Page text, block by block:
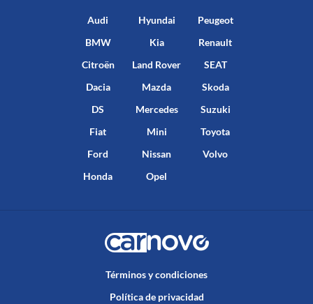
Audi
BMW
Citroën
Dacia
DS
Fiat
Ford
Honda
Hyundai
Kia
Land Rover
Mazda
Mercedes
Mini
Nissan
Opel
Peugeot
Renault
SEAT
Skoda
Suzuki
Toyota
Volvo
Términos y condiciones
Política de privacidad